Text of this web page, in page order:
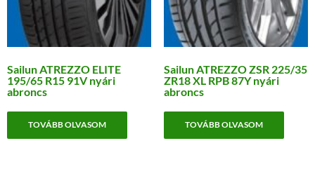
Sailun ATREZZO ELITE
195/65 R15 91V nyári
abroncs
TOVÁBB OLVASOM
Sailun ATREZZO ZSR 225/35
ZR18 XL RPB 87Y nyári
abroncs
TOVÁBB OLVASOM